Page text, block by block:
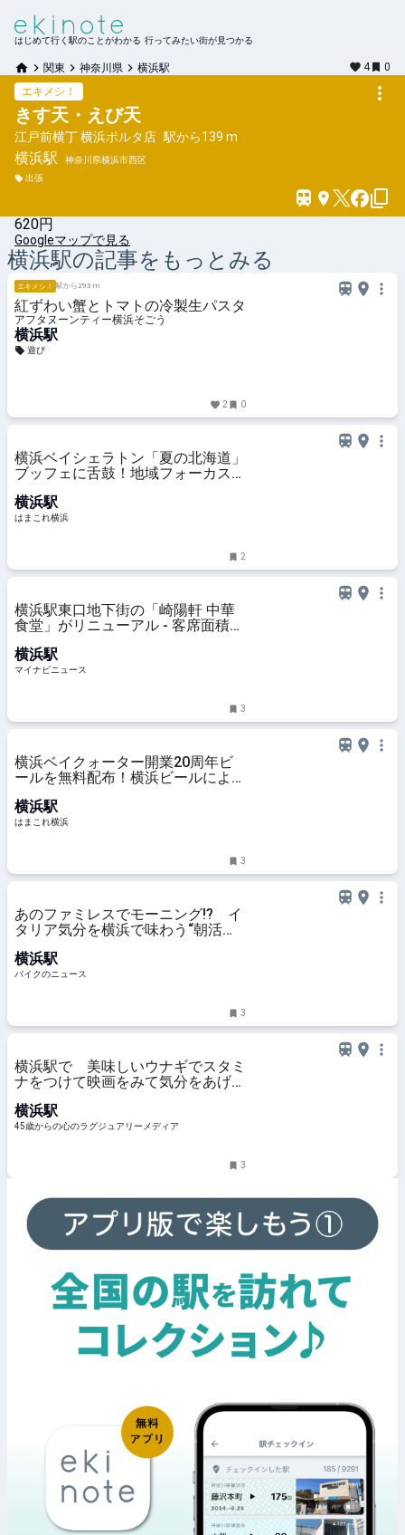
はじめて行く駅のことがわかる 行ってみたい街が見つかる
関東 神奈川県 横浜駅 4
0
エキメシ！
きす天・えび天
江戸前横丁 横浜ポルタ店 駅から139 m
横浜駅
神奈川県横浜市西区
出張
620円
Googleマップで見る
横浜駅の記事をもっとみる
エキメシ！ 駅から293 m
紅ずわい蟹とトマトの冷製生パスタ
アフタヌーンティー横浜そごう
横浜駅
遊び
2 0
横浜ベイシェラトン「夏の北海道」
ブッフェに舌鼓！地域フォーカスで
ープ | はまこれ横浜
横浜駅
はまこれ横浜
2
横浜駅東口地下街の「崎陽軒 中華
食堂」がリニューアル - 客席面積を
定食」も
横浜駅
マイナビニュース
3
横浜ベイクォーター開業20周年ビ
ールを無料配布！横浜ビールによる
はまこれ横浜
横浜駅
はまこれ横浜
3
あのファミレスでモーニング!? イ
タリア気分を横浜で味わう“朝活ラ
横浜駅
バイクのニュース
3
横浜駅で 美味しいウナギでスタミ
ナをつけて映画をみて気分をあげ
横浜駅
45歳からの心のラグジュアリーメディア
3